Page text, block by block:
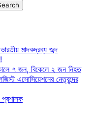
মাদকদ্রব্য জব্দ
৭ জন, বিকেলে ২ জন নিহত
এসোসিয়েশনের নেতৃবৃন্দের
প্রশাসক